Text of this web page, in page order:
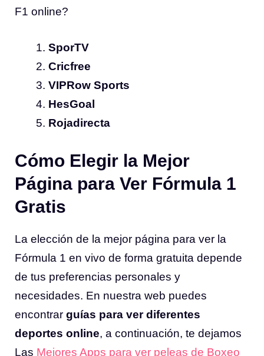
F1 online?
SporTV
Cricfree
VIPRow Sports
HesGoal
Rojadirecta
Cómo Elegir la Mejor
Página para Ver Fórmula 1
Gratis
La elección de la mejor página para ver la
Fórmula 1 en vivo de forma gratuita depende
de tus preferencias personales y
necesidades. En nuestra web puedes
encontrar guías para ver diferentes
deportes online, a continuación, te dejamos
Las Mejores Apps para ver peleas de Boxeo